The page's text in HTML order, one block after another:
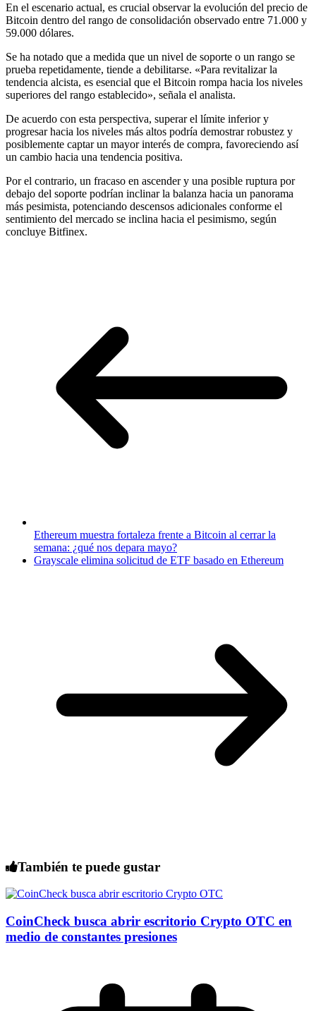
En el escenario actual, es crucial observar la evolución del precio de
Bitcoin dentro del rango de consolidación observado entre 71.000 y
59.000 dólares.
Se ha notado que a medida que un nivel de soporte o un rango se
prueba repetidamente, tiende a debilitarse. «Para revitalizar la
tendencia alcista, es esencial que el Bitcoin rompa hacia los niveles
superiores del rango establecido», señala el analista.
De acuerdo con esta perspectiva, superar el límite inferior y
progresar hacia los niveles más altos podría demostrar robustez y
posiblemente captar un mayor interés de compra, favoreciendo así
un cambio hacia una tendencia positiva.
Por el contrario, un fracaso en ascender y una posible ruptura por
debajo del soporte podrían inclinar la balanza hacia un panorama
más pesimista, potenciando descensos adicionales conforme el
sentimiento del mercado se inclina hacia el pesimismo, según
concluye Bitfinex.
Ethereum muestra fortaleza frente a Bitcoin al cerrar la
semana: ¿qué nos depara mayo?
Grayscale elimina solicitud de ETF basado en Ethereum
También te puede gustar
CoinCheck busca abrir escritorio Crypto OTC en
medio de constantes presiones